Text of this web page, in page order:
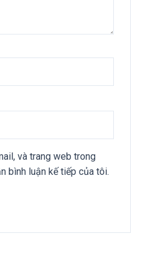
và trang web trong
bình luận kế tiếp của tôi.